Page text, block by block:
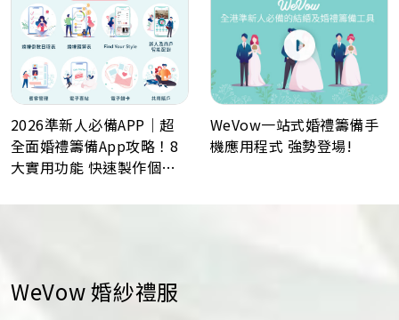
2026準新人必備APP｜超
全面婚禮籌備App攻略！8
大實用功能 快速製作個人
數日程表、預算表、婚禮商
WeVow一站式婚禮籌備手
機應用程式 強勢登場!
WeVow 婚紗禮服